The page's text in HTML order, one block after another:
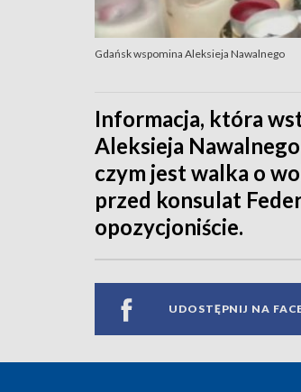
Gdańsk wspomina Aleksieja Nawalnego
Informacja, która
Aleksieja
czym jest walka o
przed konsulat
opozycjoniście.
UDOSTĘPNIJ NA